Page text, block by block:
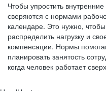
Чтобы упростить
сверяются с нормами
календаре. Это нужно,
распределить нагрузку и
компенсации. Нормы
планировать занятость
когда человек работает